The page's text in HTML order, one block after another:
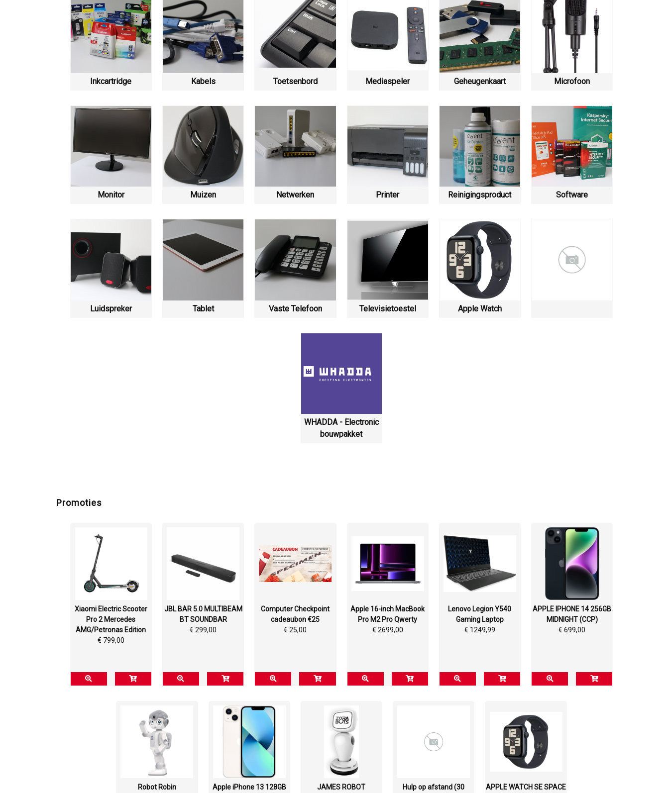
Inkcartridge Kabels Toetsenbord Mediaspeler Geheugenkaart Microfoon
Monitor Muizen Netwerken Printer Reinigingsproduct Software
Luidspreker Tablet Vaste Telefoon Televisietoestel Apple Watch
WHADDA - Electronic
bouwpakket
Promoties
Xiaomi Electric Scooter
Pro 2 Mercedes
AMG/Petronas Edition
€ 799,00
JBL BAR 5.0 MULTIBEAM
BT SOUNDBAR
€ 299,00
Computer Checkpoint
cadeaubon €25
€ 25,00
Apple 16-inch MacBook
Pro M2 Pro Qwerty
€ 2699,00
Lenovo Legion Y540
Gaming Laptop
€ 1249,99
APPLE IPHONE 14 256GB
MIDNIGHT (CCP)
€ 699,00
Robot Robin
Apple iPhone 13 128GB
JAMES ROBOT
Hulp op afstand (30
APPLE WATCH SE SPACE